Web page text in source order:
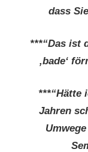
dass
***“Das ist
‚bade‘
***“Hätte
Jahren